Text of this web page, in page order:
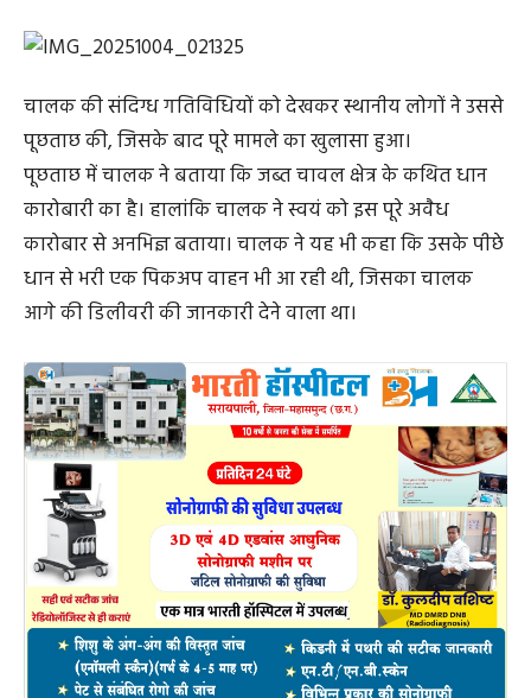
चालक की संदिग्ध गतिविधियों को देखकर स्थानीय लोगों ने उससे
पूछताछ की, जिसके बाद पूरे मामले का खुलासा हुआ।
पूछताछ में चालक ने बताया कि जब्त चावल क्षेत्र के कथित धान
कारोबारी का है। हालांकि चालक ने स्वयं को इस पूरे अवैध
कारोबार से अनभिज्ञ बताया। चालक ने यह भी कहा कि उसके पीछे
धान से भरी एक पिकअप वाहन भी आ रही थी, जिसका चालक
आगे की डिलीवरी की जानकारी देने वाला था।